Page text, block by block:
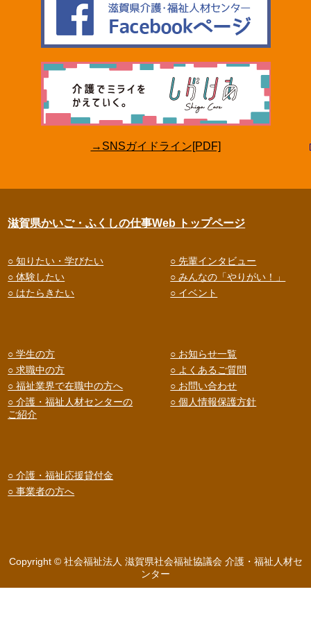
→SNSガイドライン[PDF]
滋賀県かいご・ふくしの仕事Web トップページ
○ 知りたい・学びたい
○ 体験したい
○ はたらきたい
○ 先輩インタビュー
○ みんなの「やりがい！」
○ イベント
○ 学生の方
○ 求職中の方
○ 福祉業界で在職中の方へ
○ 介護・福祉人材センターの
ご紹介
○ お知らせ一覧
○ よくあるご質問
○ お問い合わせ
○ 個人情報保護方針
○ 介護・福祉応援貸付金
○ 事業者の方へ
Copyright © 社会福祉法人 滋賀県社会福祉協議会 介護・福祉人材セ
ンター